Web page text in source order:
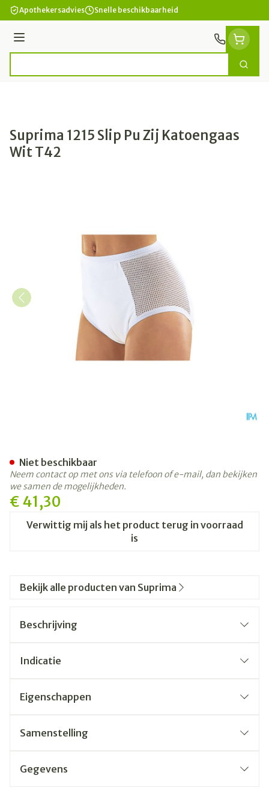
Ga naar de inhoud
Apothekersadvies Snelle beschikbaarheid
Menu
Zoek
Suprima 1215 Slip Pu Zij Katoengaas
Wit T42
€ 41,30
Verwittig mij als het product terug in voorraad
is
Niet beschikbaar
Neem contact op met ons via telefoon of e-mail, dan bekijken
we samen de mogelijkheden.
Bekijk alle producten van Suprima
Beschrijving
Indicatie
Eigenschappen
Samenstelling
Gegevens